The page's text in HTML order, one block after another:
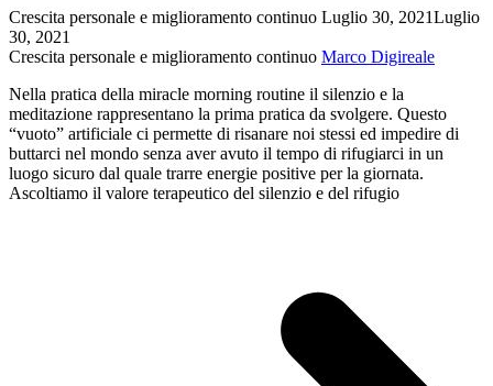
Crescita personale e miglioramento continuo Luglio 30, 2021Luglio
30, 2021
Crescita personale e miglioramento continuo Marco Digireale
Nella pratica della miracle morning routine il silenzio e la
meditazione rappresentano la prima pratica da svolgere. Questo
“vuoto” artificiale ci permette di risanare noi stessi ed impedire di
buttarci nel mondo senza aver avuto il tempo di rifugiarci in un
luogo sicuro dal quale trarre energie positive per la giornata.
Ascoltiamo il valore terapeutico del silenzio e del rifugio